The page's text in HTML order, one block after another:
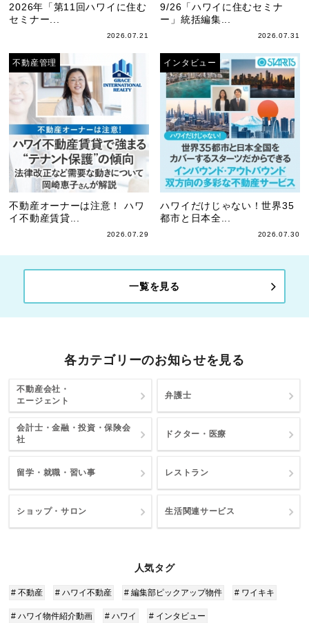
2026年「第11回ハワイに住む
セミナー...
2026.07.21
9/26「ハワイに住むセミナ
ー」統括編集...
2026.07.31
不動産管理
不動産オーナーは注意！ ハワ
イ不動産賃貸...
2026.07.29
インタビュー
ハワイだけじゃない！世界35
都市と日本全...
2026.07.30
一覧を見る
各カテゴリーのお知らせを見る
不動産会社・
エージェント
弁護士
会計士・金融・投資・保険会
社
ドクター・医療
留学・就職・習い事 レストラン
ショップ・サロン 生活関連サービス
人気タグ
# 不動産 # ハワイ不動産 # 編集部ピックアップ物件 # ワイキキ
# ハワイ物件紹介動画 # ハワイ # インタビュー